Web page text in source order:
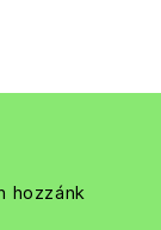
hozzánk